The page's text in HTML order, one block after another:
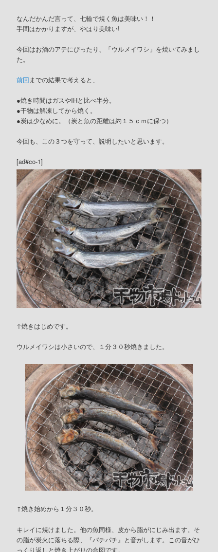
なんだかんだ言って、七輪で焼く魚は美味い！！
手間はかかりますが、やはり美味い!
今回はお酒のアテにぴったり、「ウルメイワシ」を焼いてみまし
た。
前回までの結果で考えると、
●焼き時間はガスやIHと比べ半分。
●干物は解凍してから焼く。
●炭は少なめに。（炭と魚の距離は約１５ｃｍに保つ）
今回も、この３つを守って、説明したいと思います。
[ad#co-1]
↑焼きはじめです。
ウルメイワシは小さいので、１分３０秒焼きました。
↑焼き始めから１分３０秒。
キレイに焼けました。他の魚同様、皮から脂がにじみ出ます。そ
の脂が炭火に落ちる際、『パチパチ』と音がします。この音がひ
っくり返しと焼き上がりの合図です。